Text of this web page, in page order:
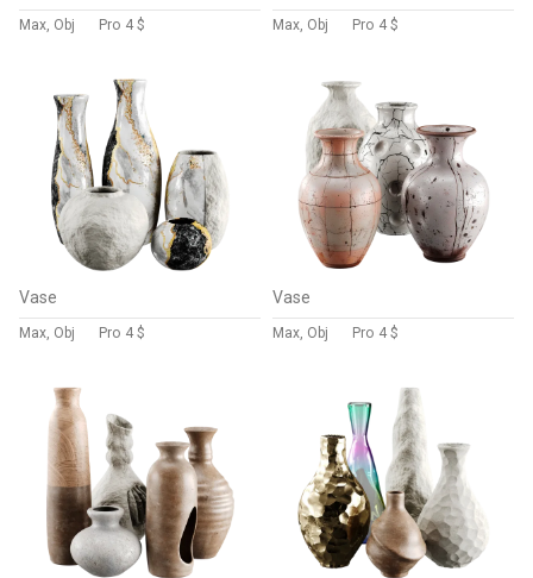
Max, Obj Pro 4 $ Max, Obj Pro 4 $
Vase
Max, Obj Pro 4 $
Vase
Max, Obj Pro 4 $